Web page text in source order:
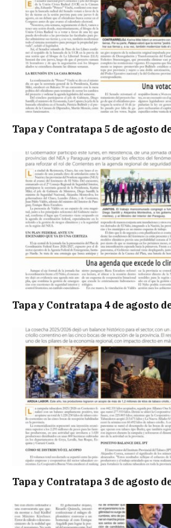
Tapa y Contratapa 5 de agosto
Tapa y Contratapa 4 de agosto
Tapa y Contratapa 3 de agosto